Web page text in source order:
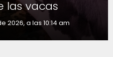
las vacas
2026, a las 10:14 am